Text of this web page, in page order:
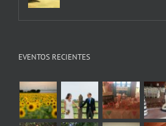
EVENTOS RECIENTES